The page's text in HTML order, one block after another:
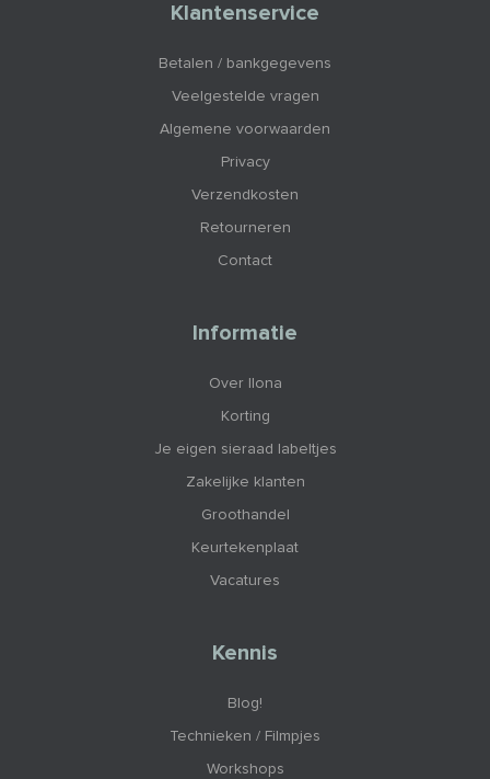
Klantenservice
Betalen / bankgegevens
Veelgestelde vragen
Algemene voorwaarden
Privacy
Verzendkosten
Retourneren
Contact
Informatie
Over Ilona
Korting
Je eigen sieraad labeltjes
Zakelijke klanten
Groothandel
Keurtekenplaat
Vacatures
Kennis
Blog!
Technieken / Filmpjes
Workshops